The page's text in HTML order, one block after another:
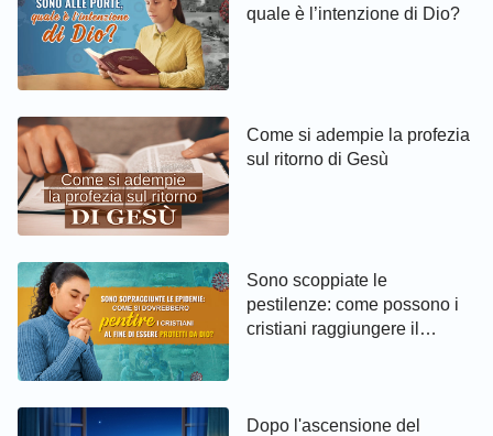
quale è l’intenzione di Dio?
Come si adempie la profezia
sul ritorno di Gesù
Sono scoppiate le
pestilenze: come possono i
cristiani raggiungere il
Dopo l'ascensione del